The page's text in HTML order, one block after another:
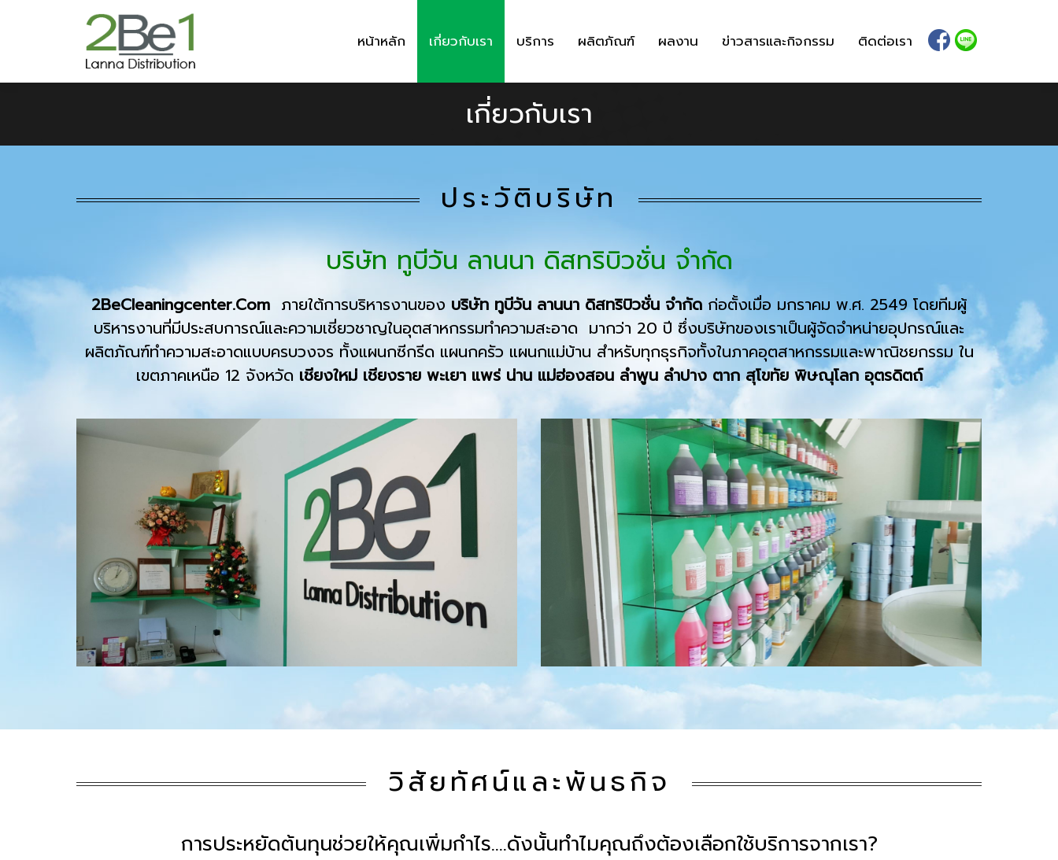
หน้าหลัก เกี่ยวกับเรา บริการ ผลิตภัณฑ์ ผลงาน ข่าวสารและกิจกรรม ติดต่อเรา
เกี่ยวกับเรา
ประวัติบริษัท
บริษัท ทูบีวัน ลานนา ดิสทริบิวชั่น จำกัด
2BeCleaningcenter.Com ภายใต้การบริหารงานของ บริษัท ทูบีวัน ลานนา ดิสทริบิวชั่น จำกัด ก่อตั้งเมื่อ มกราคม พ.ศ. 2549 โดยทีมผู้
บริหารงานที่มีประสบการณ์และความเชี่ยวชาญในอุตสาหกรรมทำความสะอาด มากว่า 20 ปี ซึ่งบริษัทของเราเป็นผู้จัดจำหน่ายอุปกรณ์และ
ผลิตภัณฑ์ทำความสะอาดแบบครบวงจร ทั้งแผนกซีกรีด แผนกครัว แผนกแม่บ้าน สำหรับทุกธุรกิจทั้งในภาคอุตสาหกรรมและพาณิชยกรรม ใน
เขตภาคเหนือ 12 จังหวัด เชียงใหม่ เชียงราย พะเยา แพร่ น่าน แม่ฮ่องสอน ลำพูน ลำปาง ตาก สุโขทัย พิษณุโลก อุตรดิตถ์
วิสัยทัศน์และพันธกิจ
การประหยัดต้นทุนช่วยให้คุณเพิ่มกำไร….ดังนั้นทำไมคุณถึงต้องเลือกใช้บริการจากเรา?